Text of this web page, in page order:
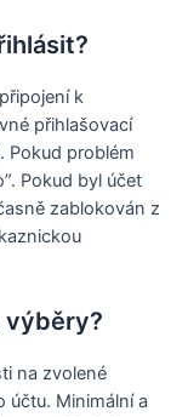
k
přihlašovací
Pokud problém
Pokud byl účet
zablokován z
výběry?
na zvolené
účtu. Minimální a